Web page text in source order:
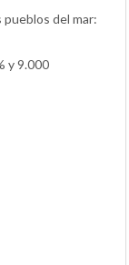
del mar:
y 9.000